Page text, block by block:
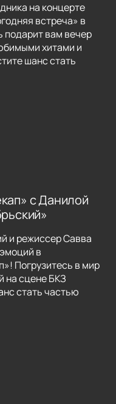
на концерте
встреча» в
подарит вам вечер
хитами и
шанс стать
с Данилой
и режиссер Савва
в
Погрузитесь в мир
на сцене БКЗ
стать частью